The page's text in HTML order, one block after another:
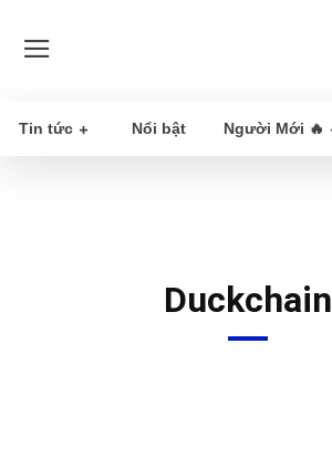
Tin tức Nổi bật Người Mới 🔥
Duckchain